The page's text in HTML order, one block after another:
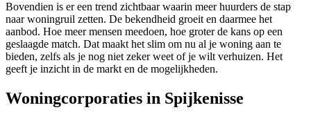
Bovendien is er een trend zichtbaar waarin meer huurders de stap
naar woningruil zetten. De bekendheid groeit en daarmee het
aanbod. Hoe meer mensen meedoen, hoe groter de kans op een
geslaagde match. Dat maakt het slim om nu al je woning aan te
bieden, zelfs als je nog niet zeker weet of je wilt verhuizen. Het
geeft je inzicht in de markt en de mogelijkheden.
Woningcorporaties in Spijkenisse